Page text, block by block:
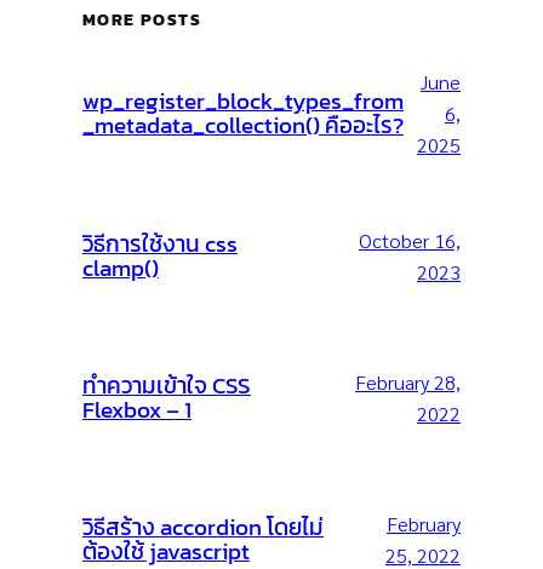
MORE POSTS
wp_register_block_types_from
_metadata_collection() คืออะไร?
June
6,
2025
วิธีการใช้งาน css
clamp()
October 16,
2023
ทำความเข้าใจ CSS
Flexbox – 1
February 28,
2022
วิธีสร้าง accordion โดยไม่
ต้องใช้ javascript
February
25, 2022